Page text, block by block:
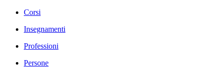
Corsi
Insegnamenti
Professioni
Persone